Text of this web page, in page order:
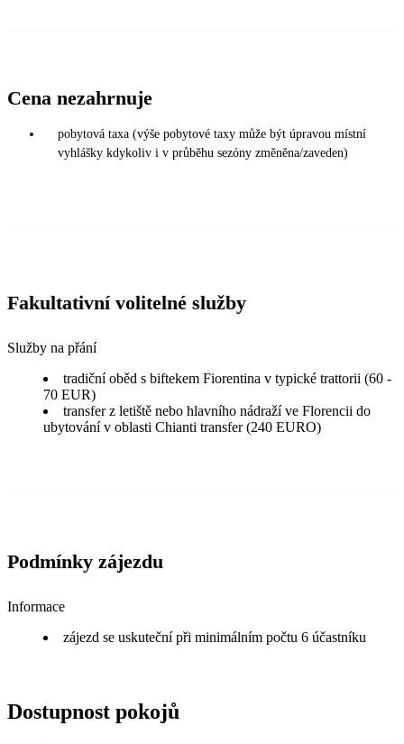
Cena nezahrnuje
pobytová taxa (výše pobytové taxy může být úpravou místní
vyhlášky kdykoliv i v průběhu sezóny změněna/zaveden)
Fakultativní volitelné služby
Služby na přání
tradiční oběd s biftekem Fiorentina v typické trattorii (60 -
70 EUR)
transfer z letiště nebo hlavního nádraží ve Florencii do
ubytování v oblasti Chianti transfer (240 EURO)
Podmínky zájezdu
Informace
zájezd se uskuteční při minimálním počtu 6 účastníku
Dostupnost pokojů